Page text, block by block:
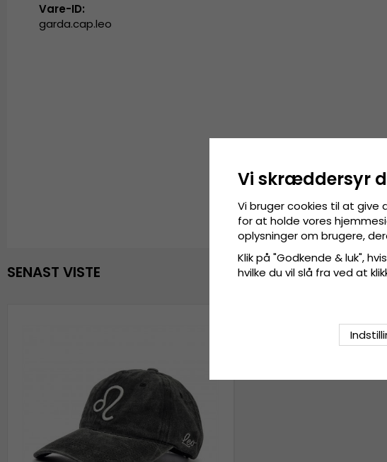
Vare-ID:
garda.cap.leo
SENAST VISTE
Vi skræddersyr
Vi bruger cookies til at give
for at holde vores
oplysninger om brugere,
Klik på "Godkende & luk",
hvilke du vil slå fra ved at